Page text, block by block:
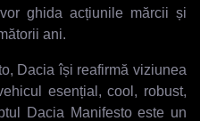
ghida acțiunile mărcii și
ani.
Dacia își reafirmă viziunea
esențial, cool, robust,
Dacia Manifesto este un